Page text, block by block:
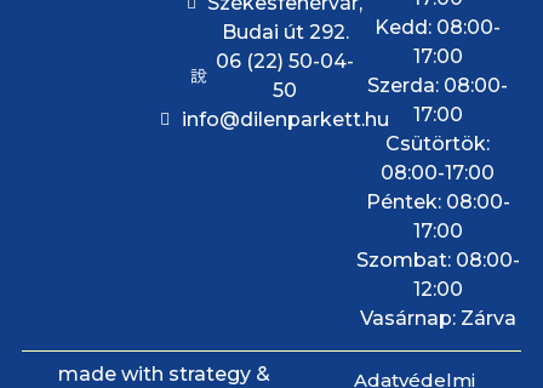
Budai út 292.
06 (22) 50-04-
50
info@dilenparkett.hu
Kedd: 08:00-
17:00
Szerda: 08:00-
17:00
Csütörtök:
08:00-17:00
Péntek: 08:00-
17:00
Szombat: 08:00-
12:00
Vasárnap: Zárva
made with strategy & Adatvédelmi